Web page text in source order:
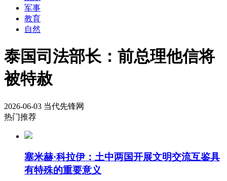
军事
教育
自然
泰国司法部长：前总理他信将
被特赦
2026-06-03 当代先锋网
热门推荐
塞米赫·科拉伊：土中两国开展文明交流互鉴具
有特殊的重要意义